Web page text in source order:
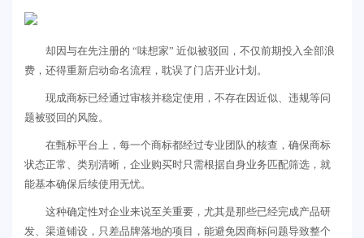
却因与在先注册的 “味想家” 近似被驳回，不仅前期投入全部浪
费，还得重新启动命名流程，耽误了门店开业计划。
现成商标已经通过审核并稳定使用，不存在因近似、违规等问
题被驳回的风险。
在甄标平台上，每一个商标都经过专业团队的核查，确保商标
状态正常、类别清晰，企业购买时只需根据自身业务匹配筛选，就
能基本确保后续使用无忧。
这种确定性对企业来说至关重要，尤其是那些已经完成产品研
发、渠道铺设，只差品牌落地的项目，能避免因商标问题导致整个